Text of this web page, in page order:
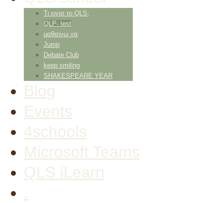
Τι ειναι το QLS;
QLP- test
μαθαινω να
Jump
Debate Club
keep smiling
SHAKESPEARE YEAR
Blog
Events
4schools
Microsoft Teams
QLS iLearn
.